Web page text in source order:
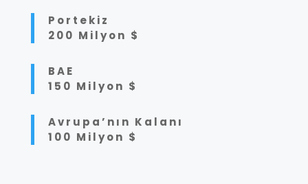
Portekiz
200 Milyon $
BAE
150 Milyon $
Avrupa’nın Kalanı
100 Milyon $